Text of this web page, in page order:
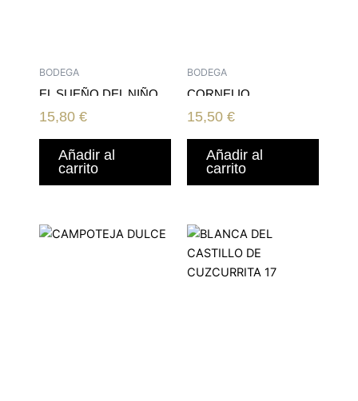
BODEGA
EL SUEÑO DEL NIÑO
TINTILLA DE ROTA
15,80€
Añadir al
carrito
BODEGA
CORNELIO
SELECCION CRIANZA
15,50 €
Añadir al
carrito